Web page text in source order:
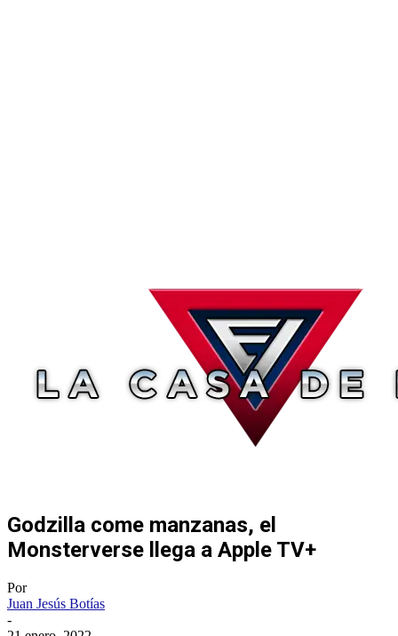
Godzilla come manzanas, el
Monsterverse llega a Apple TV+
Por
Juan Jesús Botías
-